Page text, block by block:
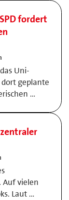
fordert
Uni-
geplante
…
Auf vielen
Laut …